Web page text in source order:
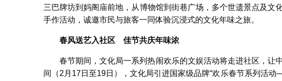
三巴牌坊到妈阁庙前地，从博物馆到街巷广场，多个世遗景点及文
手作活动，诚邀市民与旅客一同体验沉浸式的文化年味之旅。
春风送艺入社区 佳节共庆年味浓
春节期间，文化局一系列热闹欢乐的文娱活动将走进社区，让
间（2月17日至19日），文化局引进国家级品牌“欢乐春节系列活